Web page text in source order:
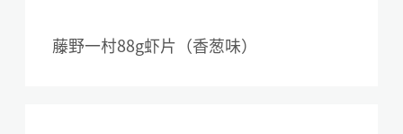
藤野一村88g虾片（香葱味）